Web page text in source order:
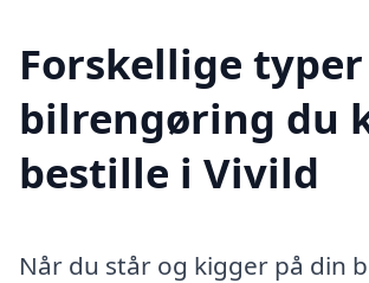
Forskellige
bilrengøring du
bestille i Vivild
Når du står og kigger på din